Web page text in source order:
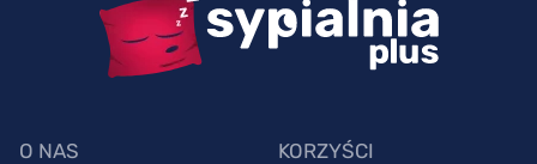
O NAS KORZYŚCI